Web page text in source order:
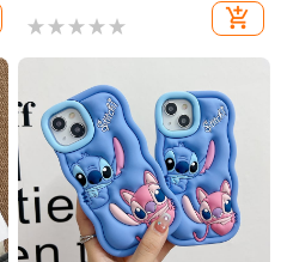
căldură, anti-cadere, anti-amprentă
add_shopping_cart